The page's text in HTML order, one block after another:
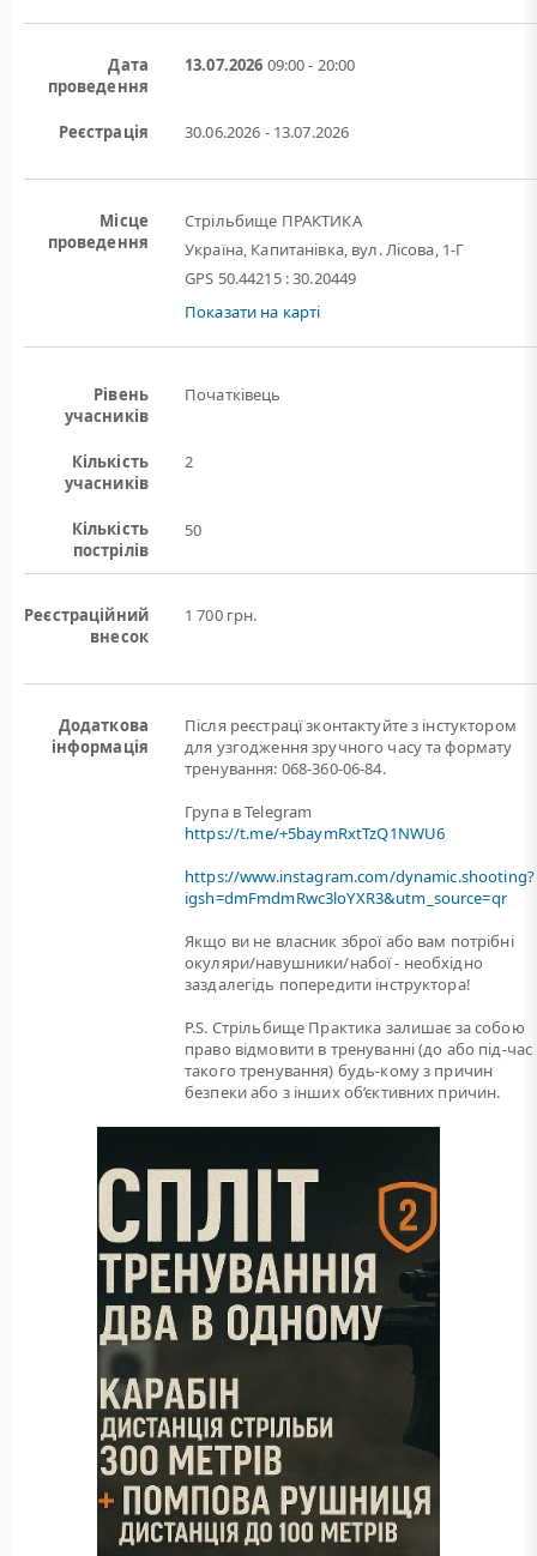
Дата
проведення
13.07.2026 09:00 - 20:00
Реєстрація 30.06.2026 - 13.07.2026
Місце
проведення
Стрільбище ПРАКТИКА
Україна, Капитанівка, вул. Лісова, 1-Г
GPS 50.44215 : 30.20449
Показати на карті
Рівень
учасників
Початківець
Кількість
учасників
2
Кількість
пострілів
50
Реєстраційний
внесок
1 700 грн.
Додаткова
інформація
Після реєстрацї зконтактуйте з інстуктором
для узгодження зручного часу та формату
тренування: 068-360-06-84.
Група в Telegram
https://t.me/+5baymRxtTzQ1NWU6
https://www.instagram.com/dynamic.shooting?
igsh=dmFmdmRwc3loYXR3&utm_source=qr
Якщо ви не власник зброї або вам потрiбнi
окуляри/навушники/набої - необхідно
заздалегідь попередити інструктора!
P.S. Стрільбище Практика залишає за собою
право відмовити в тренуванні (до або під-час
такого тренування) будь-кому з причин
безпеки або з інших об’єктивних причин.